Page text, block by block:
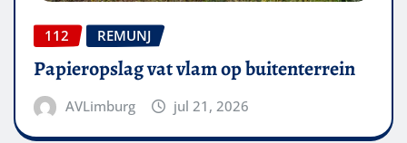
112 REMUNJ
Papieropslag vat vlam op buitenterrein
AVLimburg jul 21, 2026